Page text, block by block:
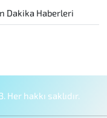
Dakika Haberleri
hakkı saklıdır.